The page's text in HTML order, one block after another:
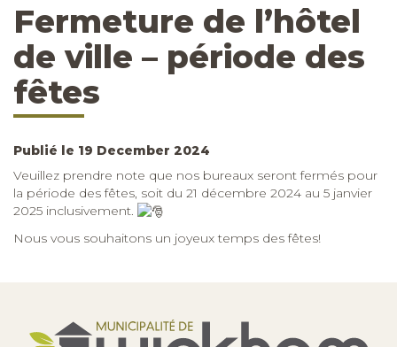
Fermeture de l’hôtel
de ville – période des
fêtes
Publié le 19 December 2024
Veuillez prendre note que nos bureaux seront fermés pour
la période des fêtes, soit du 21 décembre 2024 au 5 janvier
2025 inclusivement.
Nous vous souhaitons un joyeux temps des fêtes!